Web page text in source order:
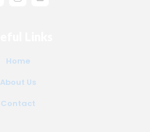
Home
About Us
Contact